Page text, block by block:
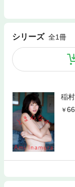
シリーズ 全1冊
稲